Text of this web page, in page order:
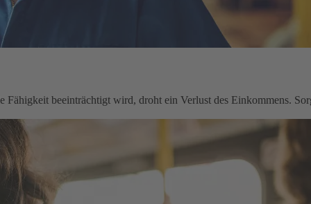
beeinträchtigt wird, droht ein Verlust des Einkommens.